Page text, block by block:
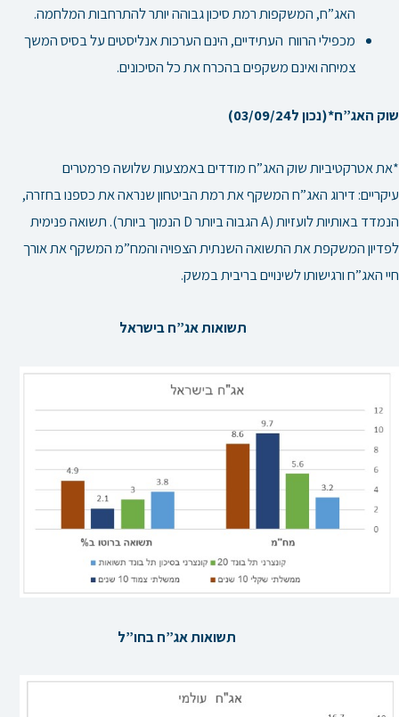
האג”ח, המשקפות רמת סיכון גבוהה יותר להתרחבות המלחמה.
מכפילי הרווח העתידיים, הינם הערכות אנליסטים על בסיס המשך
צמיחה ואינם משקפים בהכרח את כל הסיכונים.
שוק האג”ח*(נכון ל03/09/24)
*את אטרקטיביות שוק האג”ח מודדים באמצעות שלושה פרמטרים
עיקריים: דירוג האג”ח המשקף את רמת הביטחון שנראה את כספנו בחזרה,
הנמדד באותיות לועזיות (A הגבוה ביותר D הנמוך ביותר). תשואה פנימית
לפדיון המשקפת את התשואה השנתית הצפויה והמח”מ המשקף את אורך
חיי האג”ח ורגישותו לשינויים בריבית במשק.
תשואות אג”ח בישראל
תשואות אג”ח בחו”ל